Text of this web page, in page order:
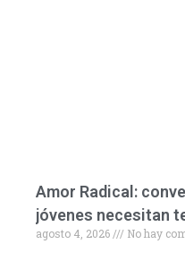
Amor Radical:
jóvenes necesitan
agosto 4, 2026
No hay